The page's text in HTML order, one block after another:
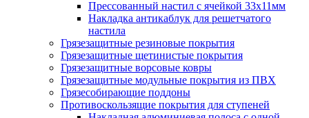
Прессованный настил с ячейкой 33х11мм
Накладка антикаблук для решетчатого
настила
Грязезащитные резиновые покрытия
Грязезащитные щетинистые покрытия
Грязезащитные ворсовые ковры
Грязезащитные модульные покрытия из ПВХ
Грязесобирающие поддоны
Противоскользящие покрытия для ступеней